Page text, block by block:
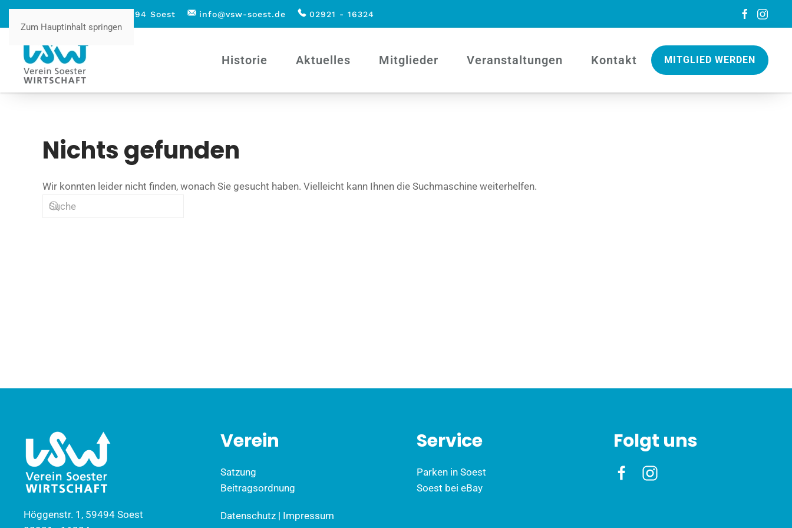
Zum Hauptinhalt springen
Höggenstraße 1 - 59494 Soest info@vsw-soest.de 02921 - 16324
Historie Aktuelles Mitglieder Veranstaltungen Kontakt MITGLIED WERDEN
Nichts gefunden
Wir konnten leider nicht finden, wonach Sie gesucht haben. Vielleicht kann Ihnen die Suchmaschine weiterhelfen.
Höggenstr. 1, 59494 Soest
Verein
Satzung
Beitragsordnung
Datenschutz| Impressum
Service
Parken in Soest
Soest bei eBay
Folgt uns